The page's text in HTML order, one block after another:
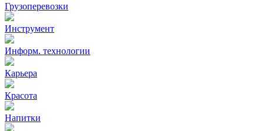
Грузоперевозки
Инструмент
Информ. технологии
Карьера
Красота
Напитки